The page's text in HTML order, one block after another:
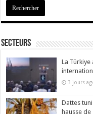
Secteurs
La
3 jours
Dattes
hausse